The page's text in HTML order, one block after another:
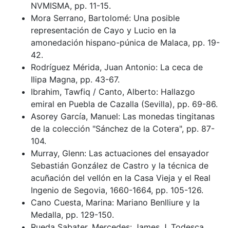
NVMISMA, pp. 11-15.
Mora Serrano, Bartolomé: Una posible
representación de Cayo y Lucio en la
amonedación hispano-púnica de Malaca, pp. 19-
42.
Rodríguez Mérida, Juan Antonio: La ceca de
Ilipa Magna, pp. 43-67.
Ibrahim, Tawfiq / Canto, Alberto: Hallazgo
emiral en Puebla de Cazalla (Sevilla), pp. 69-86.
Asorey García, Manuel: Las monedas tingitanas
de la colección "Sánchez de la Cotera", pp. 87-
104.
Murray, Glenn: Las actuaciones del ensayador
Sebastián González de Castro y la técnica de
acuñación del vellón en la Casa Vieja y el Real
Ingenio de Segovia, 1660-1664, pp. 105-126.
Cano Cuesta, Marina: Mariano Benlliure y la
Medalla, pp. 129-150.